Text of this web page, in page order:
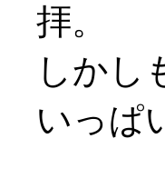
拝。
しかし
いっぱ